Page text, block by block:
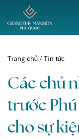
content
Trang chủ /Tin tức
Các chủ
trước
cho sự